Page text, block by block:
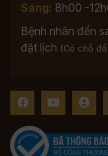
Sáng: 8h00 -
Bệnh nhân đến
đặt lịch (Có chỗ